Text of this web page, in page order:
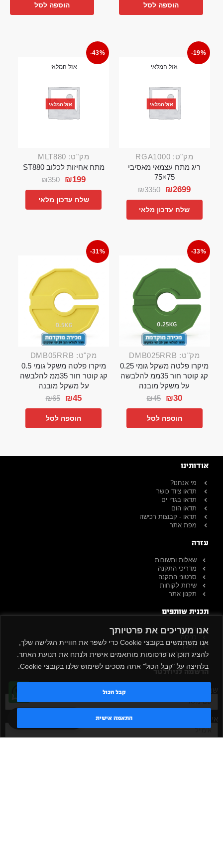
אנו מעריכים את פרטיותך
אנו משתמשים בקובצי Cookie כדי לשפר את חוויית הגלישה שלך,
להציג תוכן או פרסומות מותאמים אישית ולנתח את תנועת האתר.
בלחיצה על "קבל הכול" אתה מסכים לשימוש שלנו בקובצי Cookie.
התאמה אישית
קבל הכול
הוספה לסל הוספה לסל
-19%
אזל המלאי
אזל המלאי
מק"ט: RGA1000
ריג מתח עצמאי מאסיבי
75×75
₪3350 ₪2699
שלח עדכון מלאי
-43%
אזל המלאי
אזל המלאי
מק"ט: MLT880
מתח אחיזות לכלוב ST880
₪350 ₪199
שלח עדכון מלאי
-33%
מק"ט: DMB025RRB
מיקרו פלטה משקל גומי 0.25
קג קוטר חור 35ממ להלבשה
על משקל מובנה
₪45 ₪30
הוספה לסל
-31%
מק"ט: DMB05RRB
מיקרו פלטה משקל גומי 0.5
קג קוטר חור 35ממ להלבשה
על משקל מובנה
₪65 ₪45
הוספה לסל
אודותינו
מי אנחנו?
תדאו ציוד כושר
תדאו בגדי ים
תדאו הום
תדאו - קבוצות רכישה
מפת אתר
עזרה
שאלות ותשובות
מדריכי התקנה
סרטוני התקנה
שירות לקוחות
תקנון אתר
תכנית שותפים
הרשמה
תקנון
שירות לקוחות
הרשמה לניוזלטר
שם מלא
אימייל